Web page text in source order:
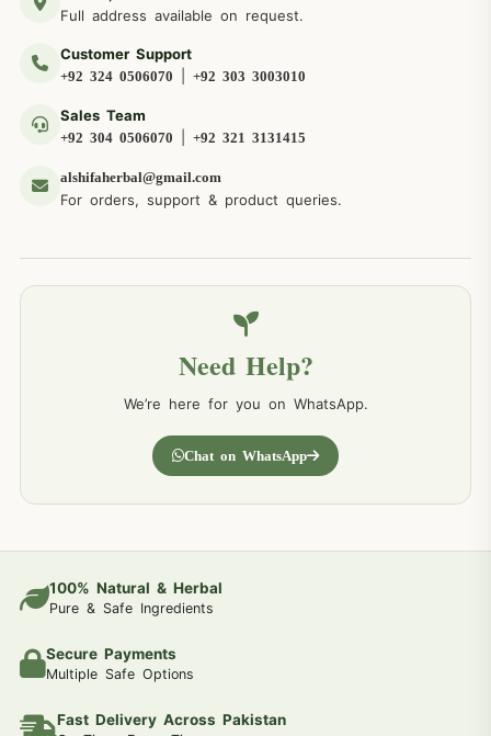
Full address available on request.
Customer Support
+92 324 0506070 +92 303 3003010
Sales Team
+92 304 0506070 +92 321 3131415
alshifaherbal@gmail.com
For orders, support & product queries.
Need Help?
We’re here for you on WhatsApp.
Chat on WhatsApp
100% Natural & Herbal
Pure & Safe Ingredients
Secure Payments
Multiple Safe Options
Fast Delivery Across Pakistan